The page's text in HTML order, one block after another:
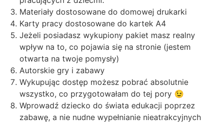
Materiały dostosowane do domowej drukarki
Karty pracy dostosowane do kartek A4
Jeżeli posiadasz wykupiony pakiet masz realny
wpływ na to, co pojawia się na stronie (jestem
otwarta na twoje pomysły)
Autorskie gry i zabawy
Wykupując dostęp możesz pobrać absolutnie
wszystko, co przygotowałam do tej pory 😉
Wprowadź dziecko do świata edukacji poprzez
zabawę, a nie nudne wypełnianie nieatrakcyjnych